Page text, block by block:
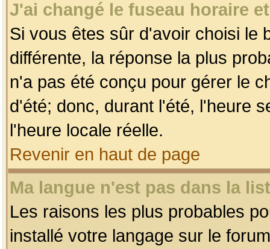
J'ai changé le fuseau horaire
Si vous êtes sûr d'avoir choisi le
différente, la réponse la plus
n'a pas été conçu pour gérer le
d'été; donc, durant l'été, l'heure
l'heure locale réelle.
Revenir en haut de page
Ma langue n'est pas dans la
Les raisons les plus probables
installé votre langage sur le